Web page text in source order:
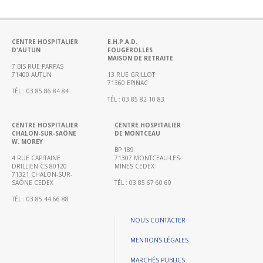
de
–
Recherche
clinique
du
CHWM
Continue
Certification
HAS
Démarche
Qualité
CENTRE HOSPITALIER
D'AUTUN
7 BIS RUE PARPAS
71400 AUTUN
TÉL : 03 85 86 84 84
E.H.P.A.D.
FOUGEROLLES
MAISON DE RETRAITE
13 RUE GRILLOT
71360 EPINAC
TÉL : 03 85 82 10 83
CENTRE HOSPITALIER
CHALON-SUR-SAÔNE
W. MOREY
4 RUE CAPITAINE
DRILLIEN CS 80120
71321 CHALON-SUR-
SAÔNE CEDEX
TÉL : 03 85 44 66 88
CENTRE HOSPITALIER
DE MONTCEAU
BP 189
71307 MONTCEAU-LES-
MINES CEDEX
TÉL : 03 85 67 60 60
NOUS CONTACTER
MENTIONS LÉGALES
MARCHÉS PUBLICS